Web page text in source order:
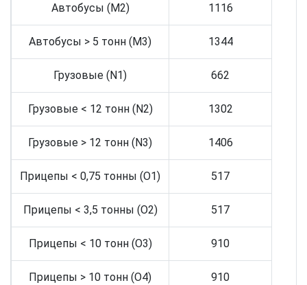
Автобусы (M2) 1116
Автобусы > 5 тонн (M3) 1344
Грузовые (N1) 662
Грузовые < 12 тонн (N2) 1302
Грузовые > 12 тонн (N3) 1406
Прицепы < 0,75 тонны (O1) 517
Прицепы < 3,5 тонны (O2) 517
Прицепы < 10 тонн (O3) 910
Прицепы > 10 тонн (O4) 910